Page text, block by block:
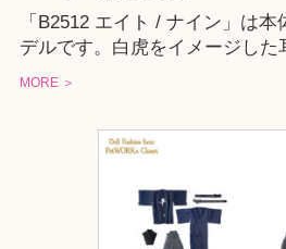
「B2512 エイト / ナイン」は
デルです。白虎をイメージした
MORE ＞